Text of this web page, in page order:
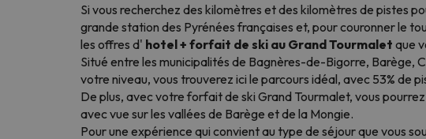
Si vous recherchez des kilomètres et des kilomètres de pistes
grande station des Pyrénées françaises et, pour couronner le
les offres d' hotel + forfait de ski au Grand Tourmalet que
Situé entre les municipalités de Bagnères-de-Bigorre, Barège,
votre niveau, vous trouverez ici le parcours idéal, avec 53%
De plus, avec votre forfait de ski Grand Tourmalet, vous
avec vue sur les vallées de Barège et de la Mongie.
Pour une expérience qui convient au type de séjour que vous